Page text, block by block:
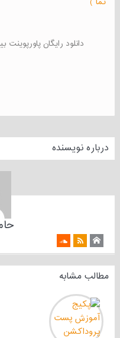
دانلود رایگان پاورپوینت
درباره نویسنده
مطالب مشابه